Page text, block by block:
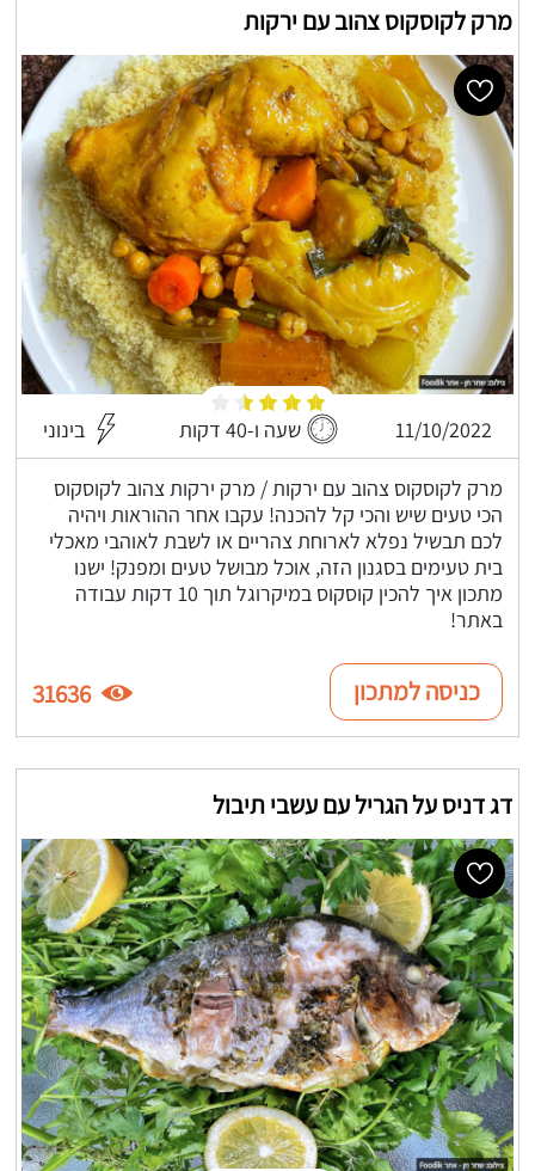
מרק לקוסקוס צהוב עם ירקות
11/10/2022 שעה ו-40 דקות בינוני
מרק לקוסקוס צהוב עם ירקות / מרק ירקות צהוב לקוסקוס
הכי טעים שיש והכי קל להכנה! עקבו אחר ההוראות ויהיה
לכם תבשיל נפלא לארוחת צהריים או לשבת לאוהבי מאכלי
בית טעימים בסגנון הזה, אוכל מבושל טעים ומפנק! ישנו
מתכון איך להכין קוסקוס במיקרוגל תוך 10 דקות עבודה
באתר!
כניסה למתכון 31636
דג דניס על הגריל עם עשבי תיבול